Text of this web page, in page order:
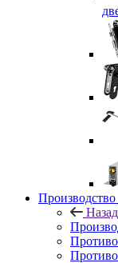
Производство
Назад